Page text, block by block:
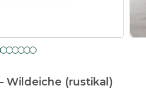
Wildeiche (rustikal)